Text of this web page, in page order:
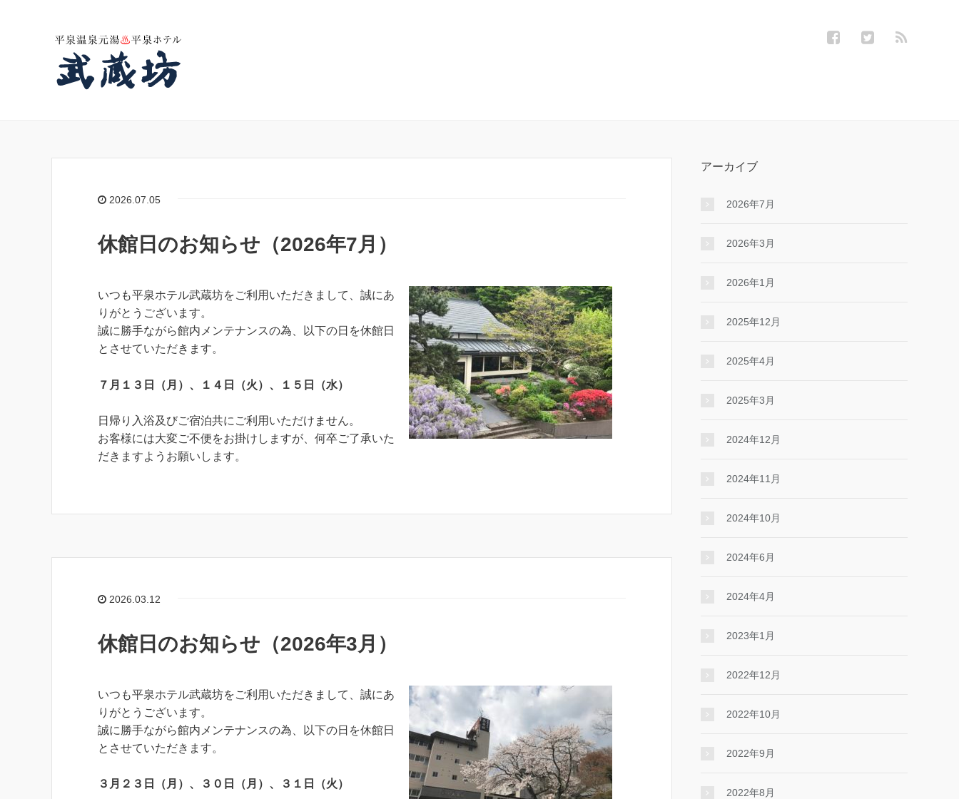
2026.07.05
休館日のお知らせ（2026年7月）
いつも平泉ホテル武蔵坊をご利用いただきまして、誠にあ
りがとうございます。
誠に勝手ながら館内メンテナンスの為、以下の日を休館日
とさせていただきます。
７月１３日（月）、１４日（火）、１５日（水）
日帰り入浴及びご宿泊共にご利用いただけません。
お客様には大変ご不便をお掛けしますが、何卒ご了承いた
だきますようお願いします。
2026.03.12
休館日のお知らせ（2026年3月）
いつも平泉ホテル武蔵坊をご利用いただきまして、誠にあ
りがとうございます。
誠に勝手ながら館内メンテナンスの為、以下の日を休館日
とさせていただきます。
３月２３日（月）、３０日（月）、３１日（火）
アーカイブ
2026年7月
2026年3月
2026年1月
2025年12月
2025年4月
2025年3月
2024年12月
2024年11月
2024年10月
2024年6月
2024年4月
2023年1月
2022年12月
2022年10月
2022年9月
2022年8月